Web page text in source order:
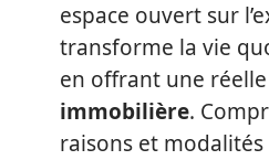
espace ouvert sur
transforme la vie
en offrant une réelle
immobilière.
raisons et